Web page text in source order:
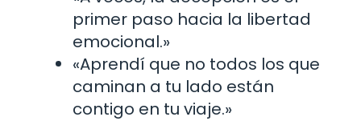
primer paso hacia la libertad
emocional.»
«Aprendí que no todos los que
caminan a tu lado están
contigo en tu viaje.»